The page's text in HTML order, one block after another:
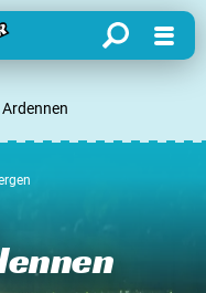
search Menu
in ...